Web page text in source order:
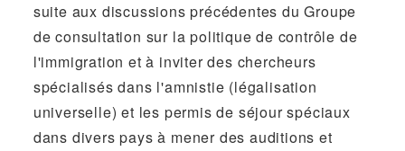
suite aux discussions précédentes du Groupe
de consultation sur la politique de contrôle de
l'immigration et à inviter des chercheurs
spécialisés dans l'amnistie (légalisation
universelle) et les permis de séjour spéciaux
dans divers pays à mener des auditions et